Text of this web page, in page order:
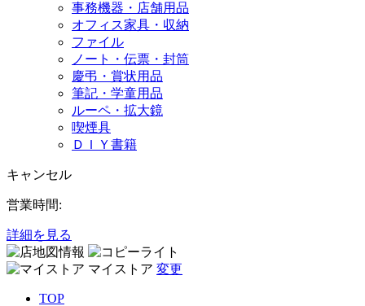
事務機器・店舗用品
オフィス家具・収納
ファイル
ノート・伝票・封筒
慶弔・賞状用品
筆記・学童用品
ルーペ・拡大鏡
喫煙具
ＤＩＹ書籍
キャンセル
営業時間:
詳細を見る
マイストア 変更
TOP